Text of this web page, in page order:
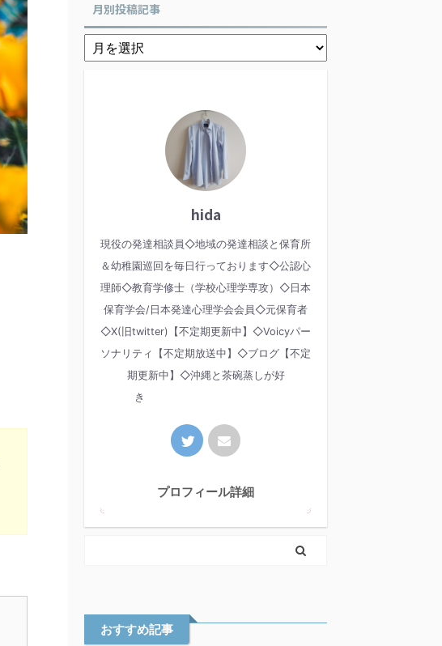
月別投稿記事
hida
現役の発達相談員◇地域の発達相談と保育所
＆幼稚園巡回を毎日行っております◇公認心
理師◇教育学修士（学校心理学専攻）◇日本
保育学会/日本発達心理学会会員◇元保育者
◇X(旧twitter)【不定期更新中】◇Voicyパー
ソナリティ【不定期放送中】◇ブログ【不定
期更新中】◇沖縄と茶碗蒸しが好
き
プロフィール詳細
おすすめ記事